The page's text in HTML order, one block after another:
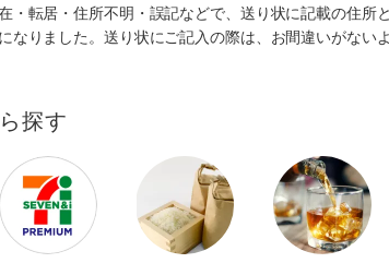
・転居・住所不明・誤記などで、送り状に記載の住
なりました。送り状にご記入の際は、お間違いがない
探す